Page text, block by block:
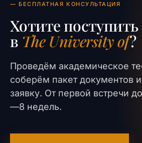
— БЕСПЛАТНАЯ КОНСУЛЬТАЦИЯ
Хотите поступить
в The University of?
Проведём академическое
соберём пакет документов
заявку. От первой встречи
—8 недель.